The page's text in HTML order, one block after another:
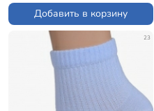
Добавить в корзину
23